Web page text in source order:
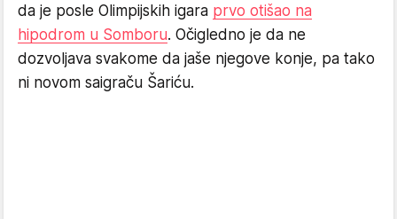
da je posle Olimpijskih igara prvo otišao na
hipodrom u Somboru. Očigledno je da ne
dozvoljava svakome da jaše njegove konje, pa tako
ni novom saigraču Šariću.